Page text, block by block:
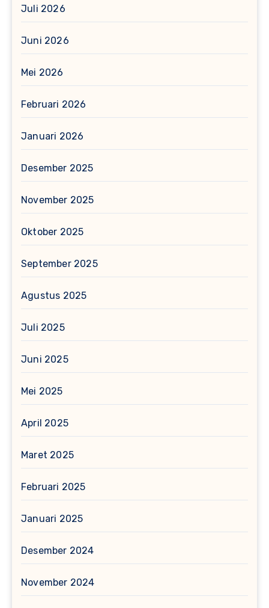
Juli 2026
Juni 2026
Mei 2026
Februari 2026
Januari 2026
Desember 2025
November 2025
Oktober 2025
September 2025
Agustus 2025
Juli 2025
Juni 2025
Mei 2025
April 2025
Maret 2025
Februari 2025
Januari 2025
Desember 2024
November 2024